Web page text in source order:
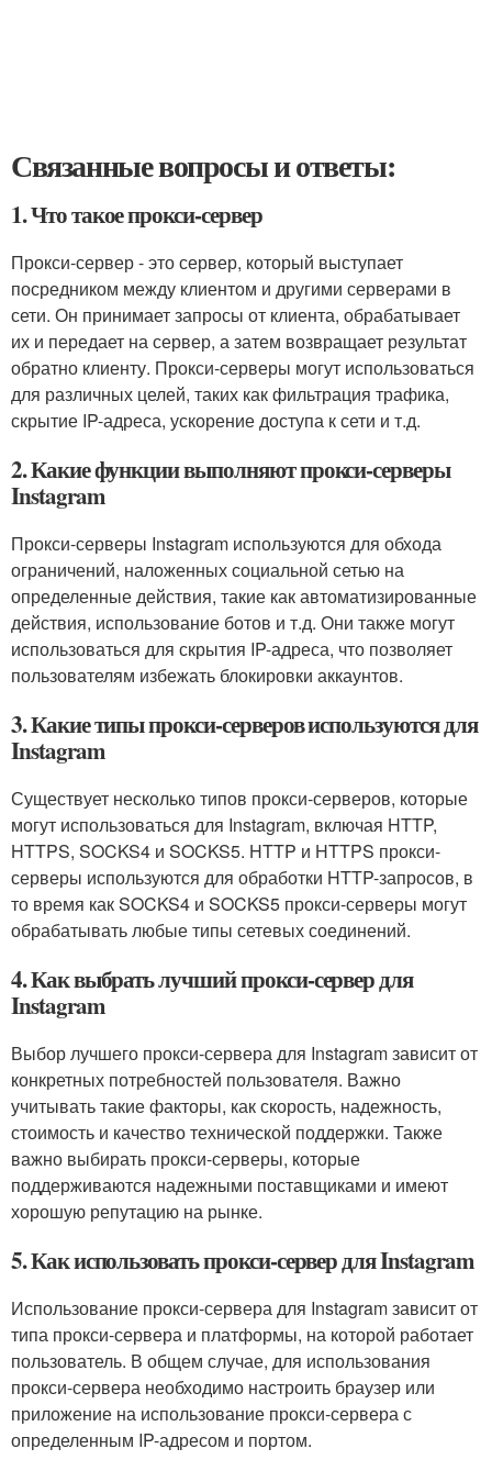
Связанные вопросы и ответы:
1. Что такое прокси-сервер
Прокси-сервер - это сервер, который выступает
посредником между клиентом и другими серверами в
сети. Он принимает запросы от клиента, обрабатывает
их и передает на сервер, а затем возвращает результат
обратно клиенту. Прокси-серверы могут использоваться
для различных целей, таких как фильтрация трафика,
скрытие IP-адреса, ускорение доступа к сети и т.д.
2. Какие функции выполняют прокси-серверы
Instagram
Прокси-серверы Instagram используются для обхода
ограничений, наложенных социальной сетью на
определенные действия, такие как автоматизированные
действия, использование ботов и т.д. Они также могут
использоваться для скрытия IP-адреса, что позволяет
пользователям избежать блокировки аккаунтов.
3. Какие типы прокси-серверов используются для
Instagram
Существует несколько типов прокси-серверов, которые
могут использоваться для Instagram, включая HTTP,
HTTPS, SOCKS4 и SOCKS5. HTTP и HTTPS прокси-
серверы используются для обработки HTTP-запросов, в
то время как SOCKS4 и SOCKS5 прокси-серверы могут
обрабатывать любые типы сетевых соединений.
4. Как выбрать лучший прокси-сервер для
Instagram
Выбор лучшего прокси-сервера для Instagram зависит от
конкретных потребностей пользователя. Важно
учитывать такие факторы, как скорость, надежность,
стоимость и качество технической поддержки. Также
важно выбирать прокси-серверы, которые
поддерживаются надежными поставщиками и имеют
хорошую репутацию на рынке.
5. Как использовать прокси-сервер для Instagram
Использование прокси-сервера для Instagram зависит от
типа прокси-сервера и платформы, на которой работает
пользователь. В общем случае, для использования
прокси-сервера необходимо настроить браузер или
приложение на использование прокси-сервера с
определенным IP-адресом и портом.